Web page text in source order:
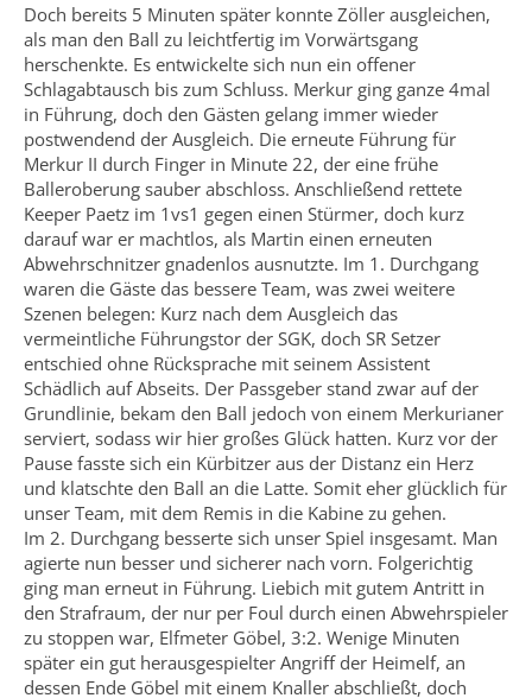
Doch bereits 5 Minuten später konnte Zöller ausgleichen,
als man den Ball zu leichtfertig im Vorwärtsgang
herschenkte. Es entwickelte sich nun ein offener
Schlagabtausch bis zum Schluss. Merkur ging ganze 4mal
in Führung, doch den Gästen gelang immer wieder
postwendend der Ausgleich. Die erneute Führung für
Merkur II durch Finger in Minute 22, der eine frühe
Balleroberung sauber abschloss. Anschließend rettete
Keeper Paetz im 1vs1 gegen einen Stürmer, doch kurz
darauf war er machtlos, als Martin einen erneuten
Abwehrschnitzer gnadenlos ausnutzte. Im 1. Durchgang
waren die Gäste das bessere Team, was zwei weitere
Szenen belegen: Kurz nach dem Ausgleich das
vermeintliche Führungstor der SGK, doch SR Setzer
entschied ohne Rücksprache mit seinem Assistent
Schädlich auf Abseits. Der Passgeber stand zwar auf der
Grundlinie, bekam den Ball jedoch von einem Merkurianer
serviert, sodass wir hier großes Glück hatten. Kurz vor der
Pause fasste sich ein Kürbitzer aus der Distanz ein Herz
und klatschte den Ball an die Latte. Somit eher glücklich für
unser Team, mit dem Remis in die Kabine zu gehen.
Im 2. Durchgang besserte sich unser Spiel insgesamt. Man
agierte nun besser und sicherer nach vorn. Folgerichtig
ging man erneut in Führung. Liebich mit gutem Antritt in
den Strafraum, der nur per Foul durch einen Abwehrspieler
zu stoppen war, Elfmeter Göbel, 3:2. Wenige Minuten
später ein gut herausgespielter Angriff der Heimelf, an
dessen Ende Göbel mit einem Knaller abschließt, doch